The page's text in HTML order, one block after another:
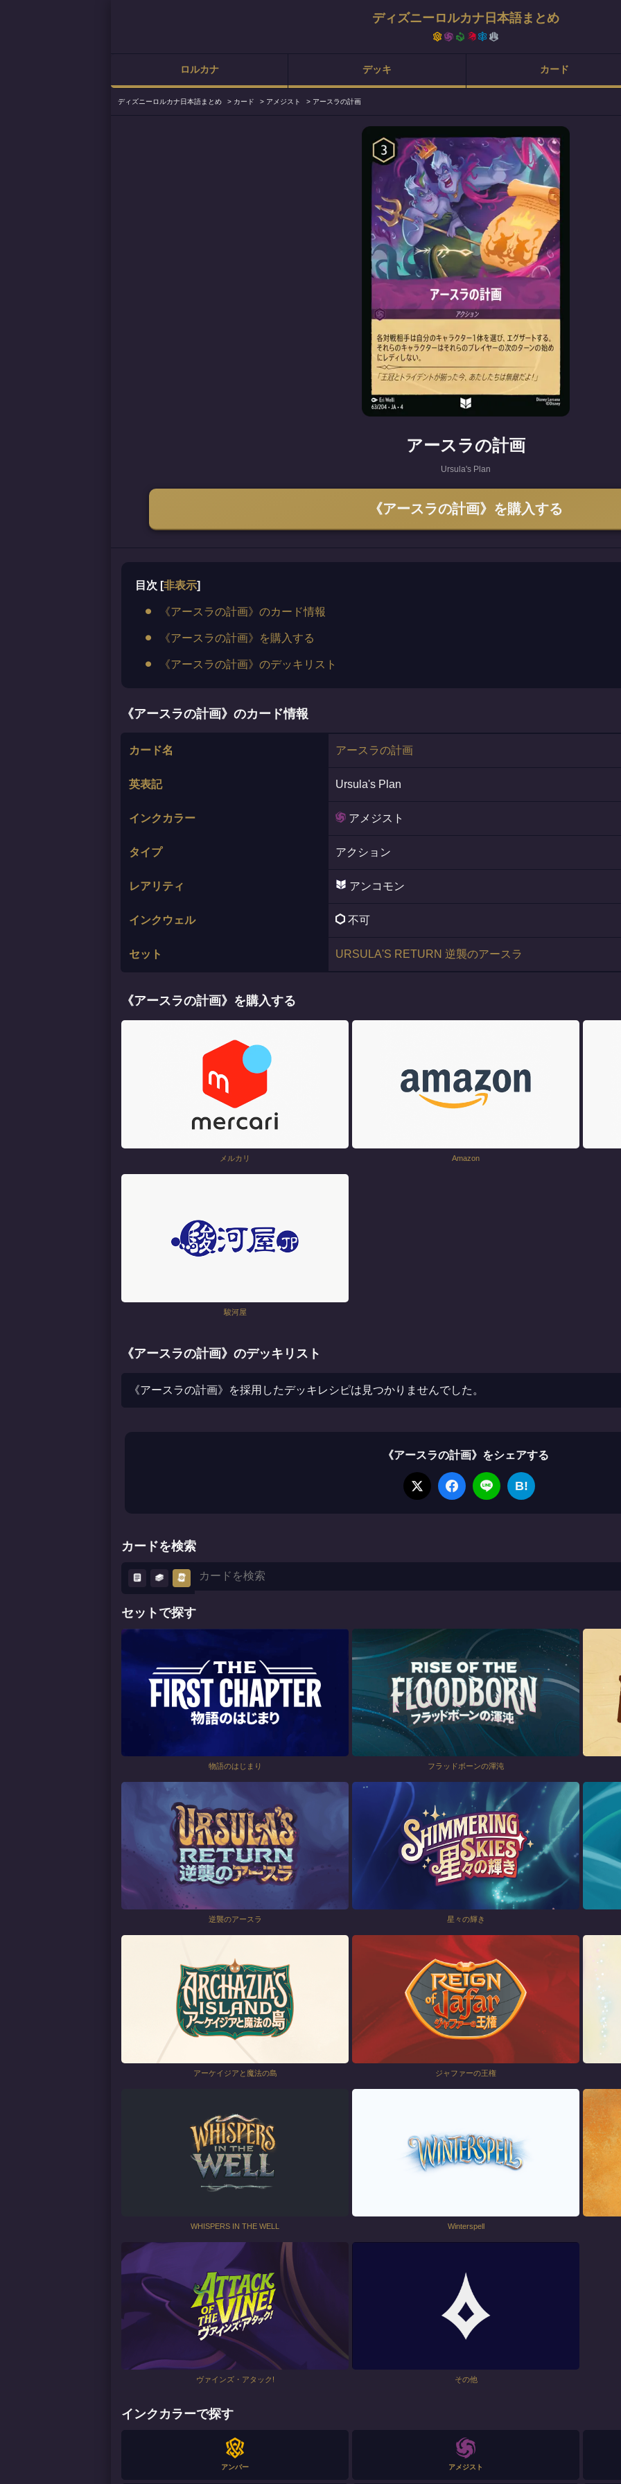
ディズニーロルカナ日本語まとめ
ロルカナ デッキ カード
ディズニーロルカナ日本語まとめ > カード > アメジスト > アースラの計画
アースラの計画
Ursula's Plan
《アースラの計画》を購入する
目次 [非表示]
《アースラの計画》のカード情報
《アースラの計画》を購入する
《アースラの計画》のデッキリスト
《アースラの計画》のカード情報
カード名 アースラの計画
英表記 Ursula's Plan
インクカラー アメジスト
タイプ アクション
レアリティ アンコモン
インクウェル 不可
セット URSULA'S RETURN 逆襲のアースラ
《アースラの計画》を購入する
メルカリ Amazon
駿河屋
《アースラの計画》のデッキリスト
《アースラの計画》を採用したデッキレシピは見つかりませんでした。
《アースラの計画》をシェアする
B!
カードを検索
セットで探す
物語のはじまり フラッドボーンの渾沌
逆襲のアースラ 星々の輝き
アーケイジアと魔法の島 ジャファーの王権
WHISPERS IN THE WELL Winterspell
ヴァインズ・アタック! その他
インクカラーで探す
アンバー アメジスト